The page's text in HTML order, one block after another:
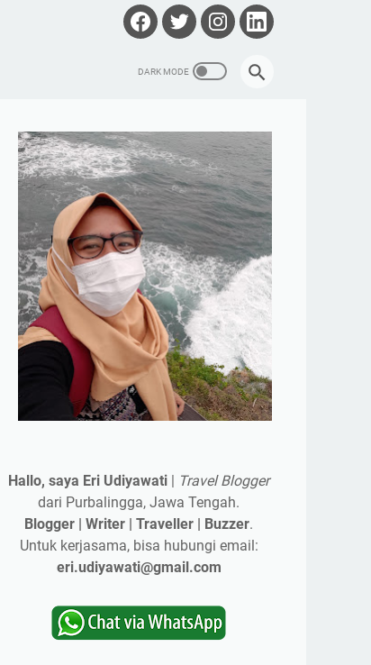
Hallo, saya Eri Udiyawati | Travel Blogger
dari Purbalingga, Jawa Tengah.
Blogger | Writer | Traveller | Buzzer.
Untuk kerjasama, bisa hubungi email:
eri.udiyawati@gmail.com